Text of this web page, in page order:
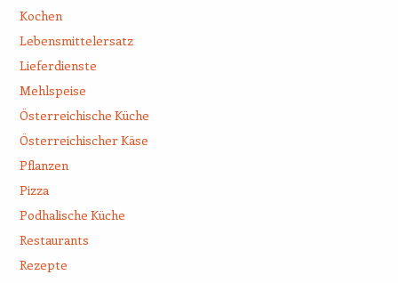
Kochen
Lebensmittelersatz
Lieferdienste
Mehlspeise
Österreichische Küche
Österreichischer Käse
Pflanzen
Pizza
Podhalische Küche
Restaurants
Rezepte